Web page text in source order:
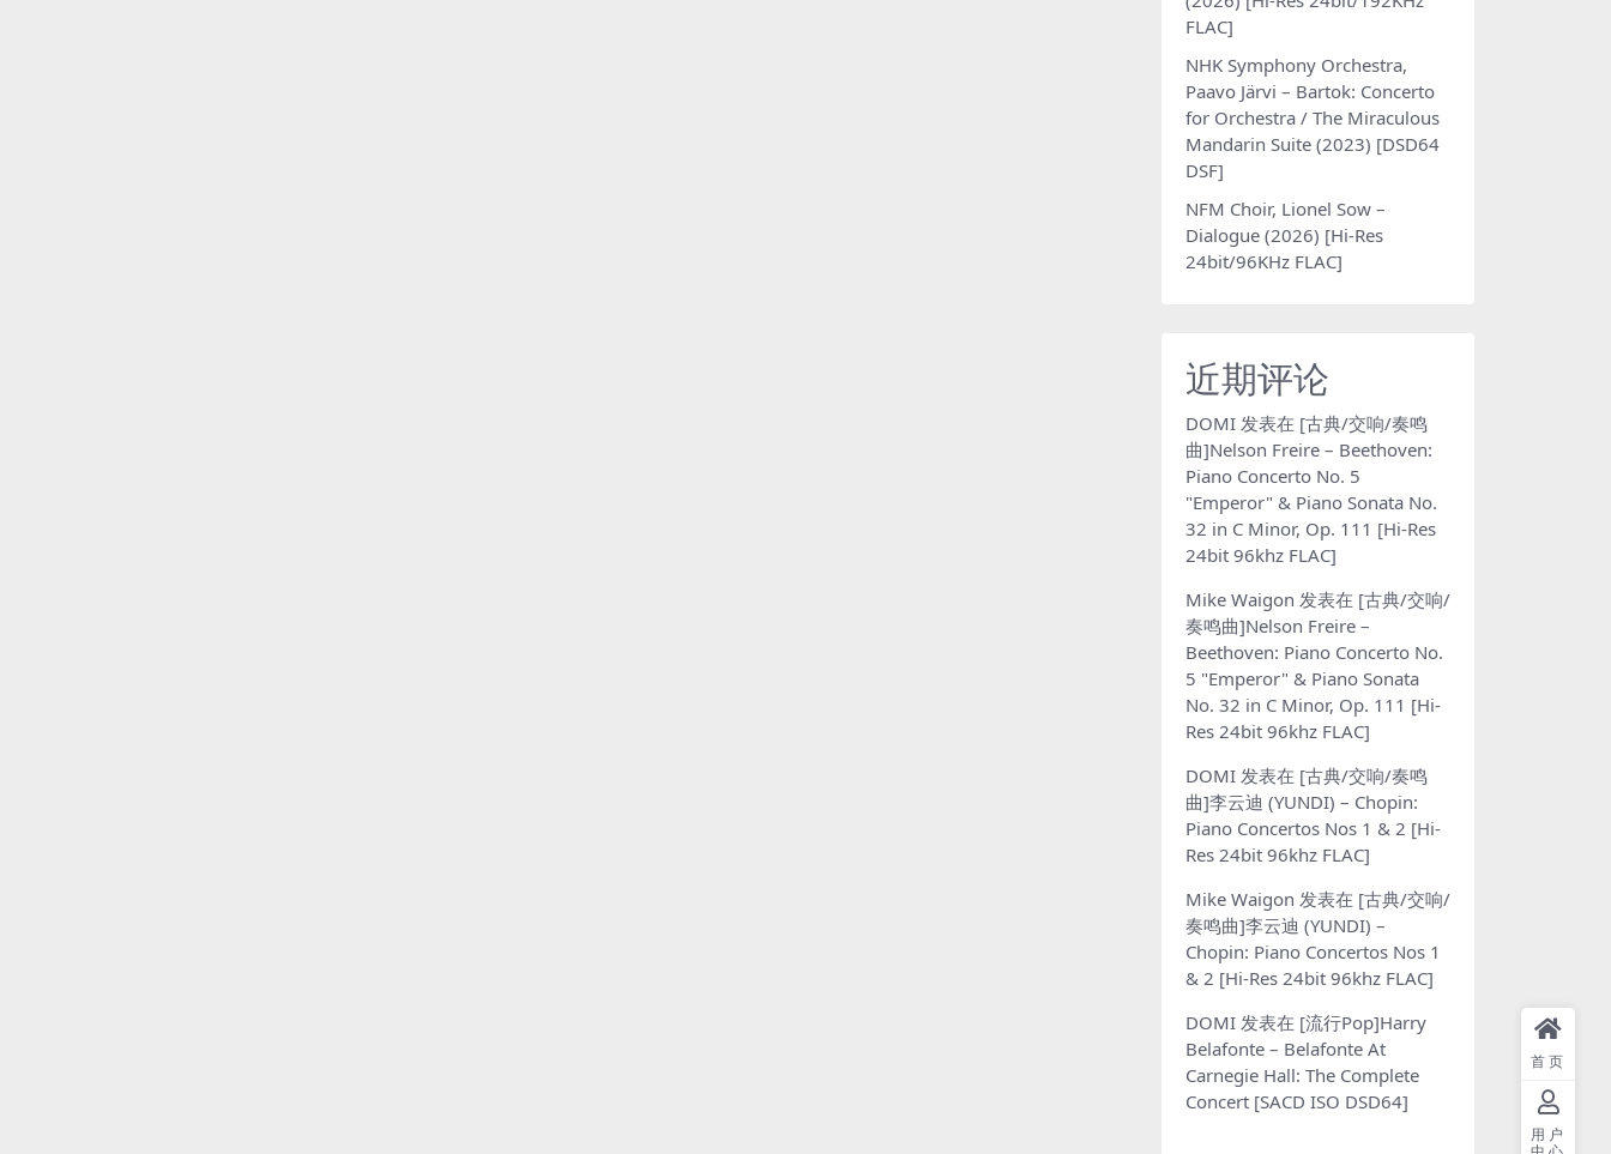
FLAC]
NHK Symphony Orchestra,
Paavo Järvi – Bartok: Concerto
for Orchestra / The Miraculous
Mandarin Suite (2023) [DSD64
DSF]
NFM Choir, Lionel Sow –
Dialogue (2026) [Hi-Res
24bit/96KHz FLAC]
近期评论
DOMI 发表在 [古典/交响/奏鸣
曲]Nelson Freire – Beethoven:
Piano Concerto No. 5
"Emperor" & Piano Sonata No.
32 in C Minor, Op. 111 [Hi-Res
24bit 96khz FLAC]
Mike Waigon 发表在 [古典/交响/
奏鸣曲]Nelson Freire –
Beethoven: Piano Concerto No.
5 "Emperor" & Piano Sonata
No. 32 in C Minor, Op. 111 [Hi-
Res 24bit 96khz FLAC]
DOMI 发表在 [古典/交响/奏鸣
曲]李云迪 (YUNDI) – Chopin:
Piano Concertos Nos 1 & 2 [Hi-
Res 24bit 96khz FLAC]
Mike Waigon 发表在 [古典/交响/
奏鸣曲]李云迪 (YUNDI) –
Chopin: Piano Concertos Nos 1
& 2 [Hi-Res 24bit 96khz FLAC]
DOMI 发表在 [流行Pop]Harry
Belafonte – Belafonte At
Carnegie Hall: The Complete
Concert [SACD ISO DSD64]
首页
用户